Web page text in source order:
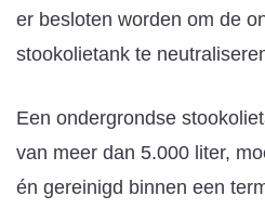
er besloten worden om de
stookolietank te
Een ondergrondse
van meer dan 5.000 liter,
én gereinigd binnen een